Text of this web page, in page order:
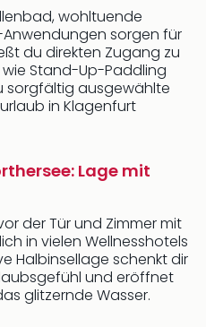
wohltuende
sorgen für
du direkten Zugang zu
Stand-Up-Paddling
sorgfältig ausgewählte
in Klagenfurt
Lage mit
der Tür und Zimmer mit
in vielen Wellnesshotels
Halbinsellage schenkt dir
und eröffnet
glitzernde Wasser.